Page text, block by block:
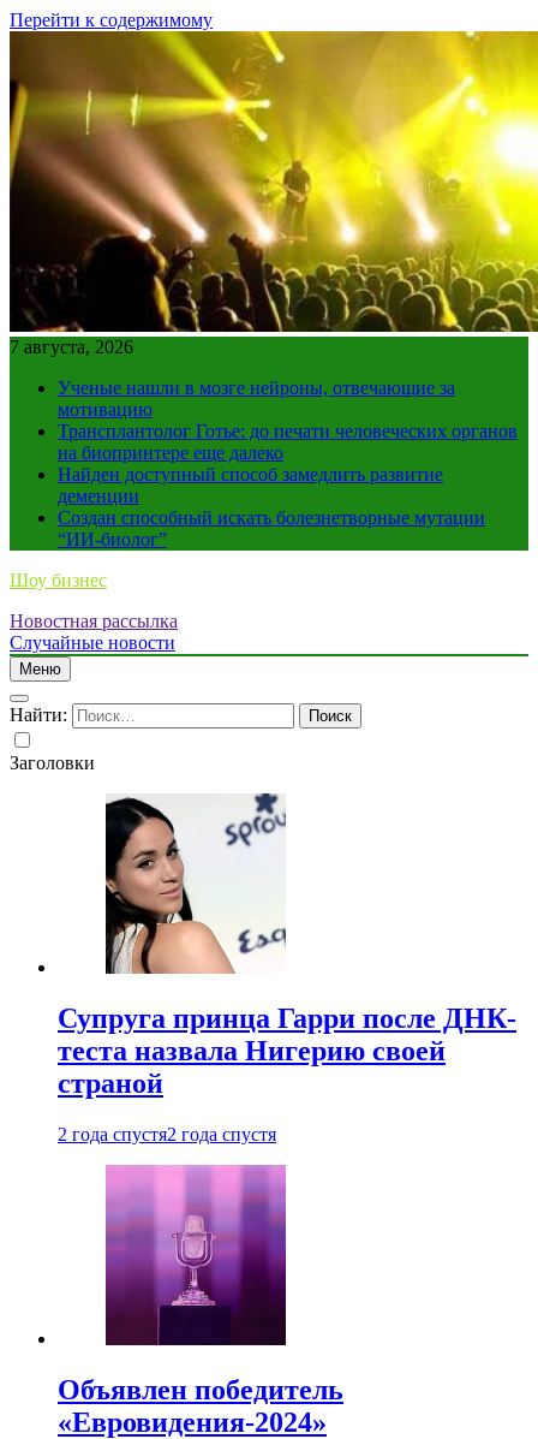
Перейти к содержимому
7 августа, 2026
Ученые нашли в мозге нейроны, отвечающие за
мотивацию
Трансплантолог Готье: до печати человеческих органов
на биопринтере еще далеко
Найден доступный способ замедлить развитие
деменции
Создан способный искать болезнетворные мутации
“ИИ-биолог”
Шоу бизнес
Новостная рассылка
Случайные новости
Меню
Найти:
Заголовки
Супруга принца Гарри после ДНК-
теста назвала Нигерию своей
страной
2 года спустя2 года спустя
Объявлен победитель
«Евровидения-2024»